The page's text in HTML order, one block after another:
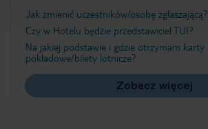
Jak zmienić uczestników/osobę zgłaszającą?
Czy w Hotelu będzie przedstawiciel TUI?
Na jakiej podstawie i gdzie otrzymam karty
pokładowe/bilety lotnicze?
Zobacz więcej